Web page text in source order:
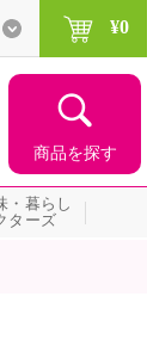
商品を探す
¥0
・暮らし
ターズ